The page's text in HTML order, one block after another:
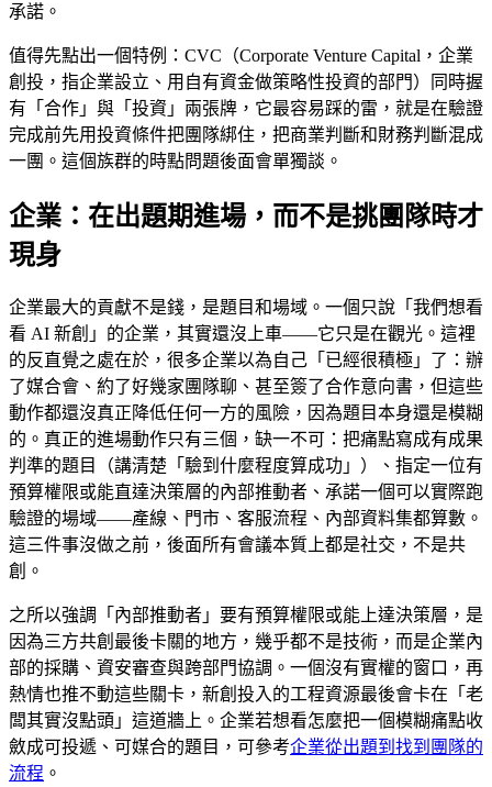
承諾。
值得先點出一個特例：CVC（Corporate Venture Capital，企業
創投，指企業設立、用自有資金做策略性投資的部門）同時握
有「合作」與「投資」兩張牌，它最容易踩的雷，就是在驗證
完成前先用投資條件把團隊綁住，把商業判斷和財務判斷混成
一團。這個族群的時點問題後面會單獨談。
企業：在出題期進場，而不是挑團隊時才
現身
企業最大的貢獻不是錢，是題目和場域。一個只說「我們想看
看 AI 新創」的企業，其實還沒上車——它只是在觀光。這裡
的反直覺之處在於，很多企業以為自己「已經很積極」了：辦
了媒合會、約了好幾家團隊聊、甚至簽了合作意向書，但這些
動作都還沒真正降低任何一方的風險，因為題目本身還是模糊
的。真正的進場動作只有三個，缺一不可：把痛點寫成有成果
判準的題目（講清楚「驗到什麼程度算成功」）、指定一位有
預算權限或能直達決策層的內部推動者、承諾一個可以實際跑
驗證的場域——產線、門市、客服流程、內部資料集都算數。
這三件事沒做之前，後面所有會議本質上都是社交，不是共
創。
之所以強調「內部推動者」要有預算權限或能上達決策層，是
因為三方共創最後卡關的地方，幾乎都不是技術，而是企業內
部的採購、資安審查與跨部門協調。一個沒有實權的窗口，再
熱情也推不動這些關卡，新創投入的工程資源最後會卡在「老
闆其實沒點頭」這道牆上。企業若想看怎麼把一個模糊痛點收
斂成可投遞、可媒合的題目，可參考企業從出題到找到團隊的
流程 。